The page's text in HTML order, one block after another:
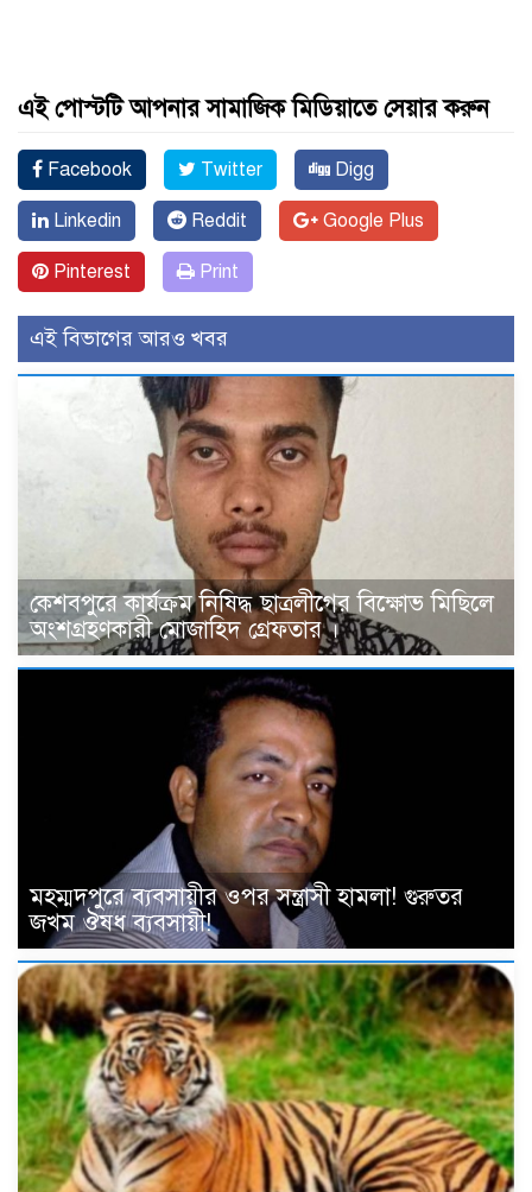
এই পোস্টটি আপনার সামাজিক মিডিয়াতে সেয়ার করুন
Facebook Twitter Digg
Linkedin Reddit Google Plus
Pinterest Print
এই বিভাগের আরও খবর
কেশবপুরে কার্যক্রম নিষিদ্ধ ছাত্রলীগের বিক্ষোভ মিছিলে
অংশগ্রহণকারী মোজাহিদ গ্রেফতার ।
মহম্মদপুরে ব্যবসায়ীর ওপর সন্ত্রাসী হামলা! গুরুতর
জখম ঔষধ ব্যবসায়ী!